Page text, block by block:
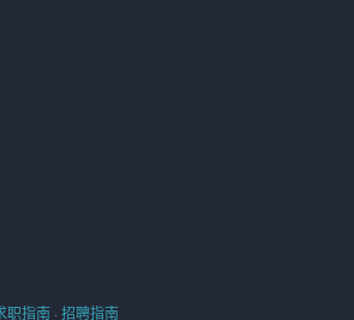
职指南 · 招聘指南